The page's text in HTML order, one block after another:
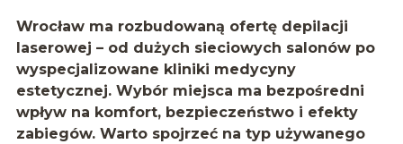
Wrocław ma rozbudowaną ofertę depilacji
laserowej – od dużych sieciowych salonów po
wyspecjalizowane kliniki medycyny
estetycznej. Wybór miejsca ma bezpośredni
wpływ na komfort, bezpieczeństwo i efekty
zabiegów. Warto spojrzeć na typ używanego